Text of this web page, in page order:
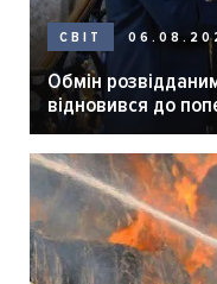
СВІТ
Обмін
відновився до